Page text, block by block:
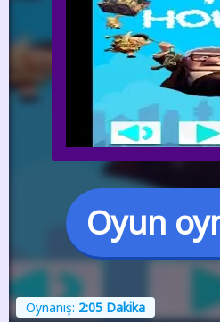
Oyun
Oynanış: 2:05 Dakika